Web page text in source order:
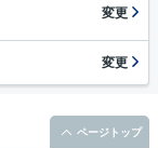
変更
変更
ページトップ